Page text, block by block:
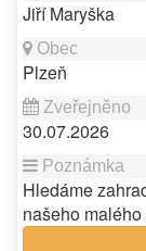
Jiří Maryška
Plzeň
30.07.2026
Hledáme
našeho